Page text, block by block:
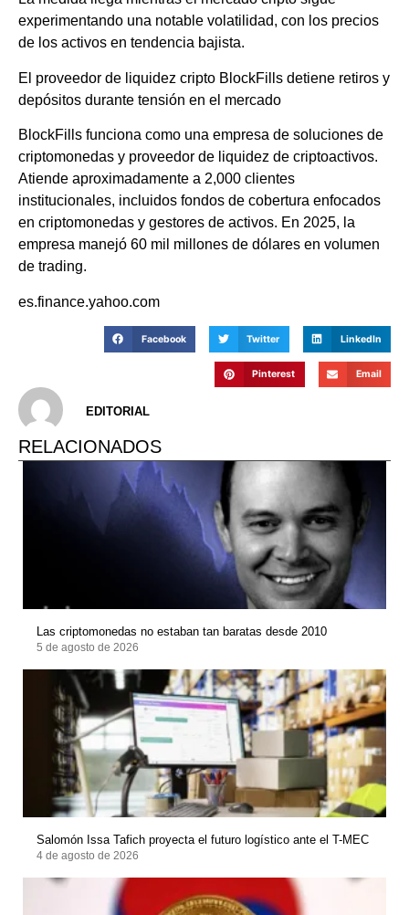
experimentando una notable volatilidad, con los precios
de los activos en tendencia bajista.
El proveedor de liquidez cripto BlockFills detiene retiros y
depósitos durante tensión en el mercado
BlockFills funciona como una empresa de soluciones de
criptomonedas y proveedor de liquidez de criptoactivos.
Atiende aproximadamente a 2,000 clientes
institucionales, incluidos fondos de cobertura enfocados
en criptomonedas y gestores de activos. En 2025, la
empresa manejó 60 mil millones de dólares en volumen
de trading.
es.finance.yahoo.com
Facebook Twitter LinkedIn
Pinterest Email
EDITORIAL
RELACIONADOS
Las criptomonedas no estaban tan baratas desde 2010
5 de agosto de 2026
Salomón Issa Tafich proyecta el futuro logístico ante el T-MEC
4 de agosto de 2026